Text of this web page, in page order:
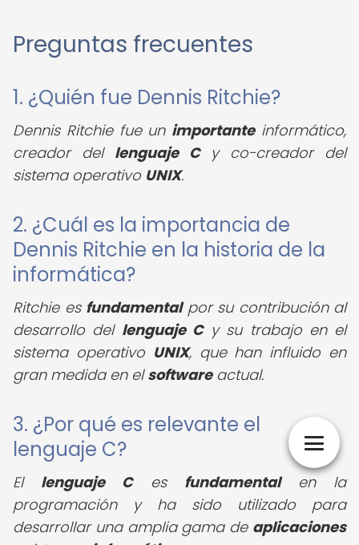
Preguntas frecuentes
1. ¿Quién fue Dennis Ritchie?
Dennis Ritchie fue un importanteinformático,
creador del lenguaje Cy co-creador del
sistema operativo UNIX.
2. ¿Cuál es la importancia de
Dennis Ritchie en la historia de la
informática?
Ritchie es fundamentalpor su contribución al
desarrollo del lenguaje Cy su trabajo en el
sistema operativo UNIX, que han influido en
gran medida en elsoftwareactual.
3. ¿Por qué es relevante el
lenguaje C?
El lenguaje Ces fundamentalen la
programación y ha sido utilizado para
desarrollar una amplia gama de aplicaciones